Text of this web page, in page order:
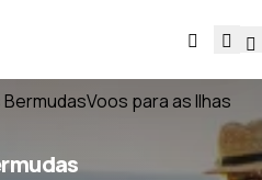
BermudasVoos para as Ilhas